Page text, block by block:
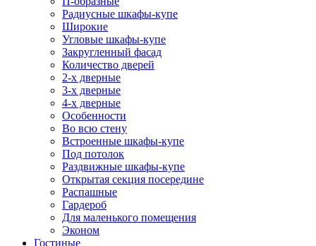
Радиусные шкафы-купе
Широкие
Угловые шкафы-купе
Закругленный фасад
Количество дверей
2-х дверные
3-х дверные
4-х дверные
Особенности
Во всю стену
Встроенные шкафы-купе
Под потолок
Раздвижные шкафы-купе
Открытая секция посередине
Распашные
Гардероб
Для маленького помещения
Эконом
Гостиные